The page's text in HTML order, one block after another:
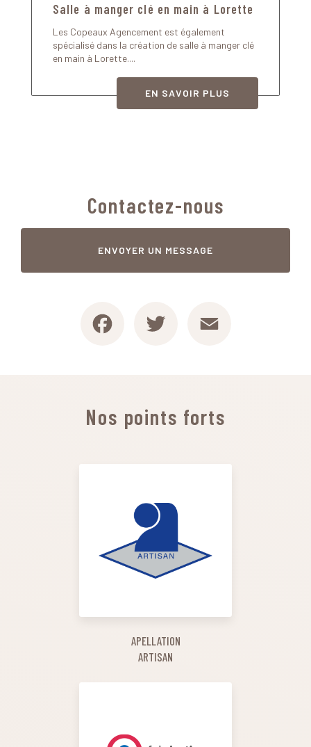
Salle à manger clé en main à Lorette
Les Copeaux Agencement est également
spécialisé dans la création de salle à manger clé
en main à Lorette....
EN SAVOIR PLUS
Contactez-nous
ENVOYER UN MESSAGE
Nos points forts
APELLATION
ARTISAN